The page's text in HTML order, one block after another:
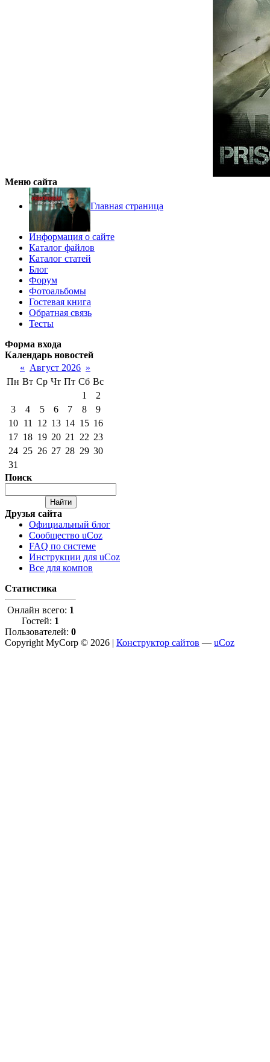
Меню сайта
Главная страница
Информация о сайте
Каталог файлов
Каталог статей
Блог
Форум
Фотоальбомы
Гостевая книга
Обратная связь
Тесты
Форма входа
Календарь новостей
« Август 2026 »
Пн Вт Ср Чт Пт Сб Вс
1
2
3
4 5 6 7 8
9
10
11 12 13 14 15 16
17 18 19 20 21 22 23
24 25 26 27 28 29 30
31
Поиск
Друзья сайта
Официальный блог
Сообщество uCoz
FAQ по системе
Инструкции для uCoz
Все для компов
Статистика
Онлайн всего: 1
Гостей: 1
Пользователей: 0
Copyright MyCorp © 2026 | Конструктор сайтов — uCoz